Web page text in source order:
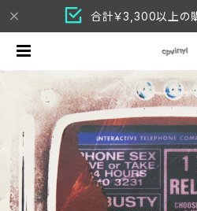
合計￥3,300以上の購